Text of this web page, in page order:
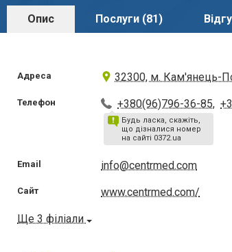
Опис Послуги (81)
Адреса 32300, м. Кам'янець-
Телефон +380(96)796-36-85,
Будь ласка, скажіть,
що дізналися номер
на сайті 0372.ua
Email info@centrmed.com
Сайт www.centrmed.com/
Ще 3 філіали